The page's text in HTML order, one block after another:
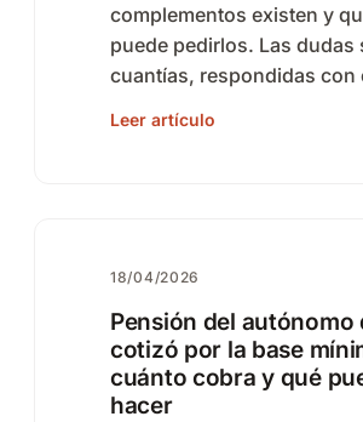
complementos existen y
puede pedirlos. Las dudas
cuantías, respondidas con
Leer artículo
18/04/2026
Pensión del autónomo
cotizó por la base
cuánto cobra y qué
hacer